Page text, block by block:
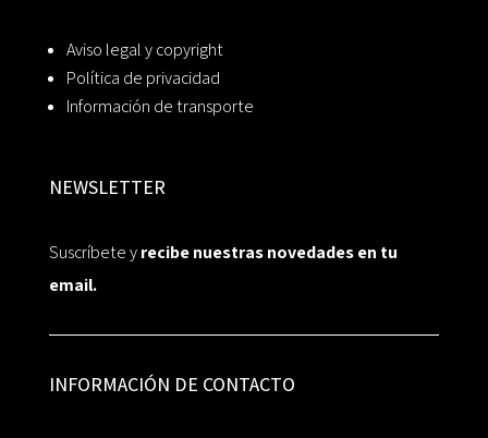
Aviso legal y copyright
Política de privacidad
Información de transporte
NEWSLETTER
Suscríbete yrecibe nuestras novedades en tu
email.
INFORMACIÓN DE CONTACTO